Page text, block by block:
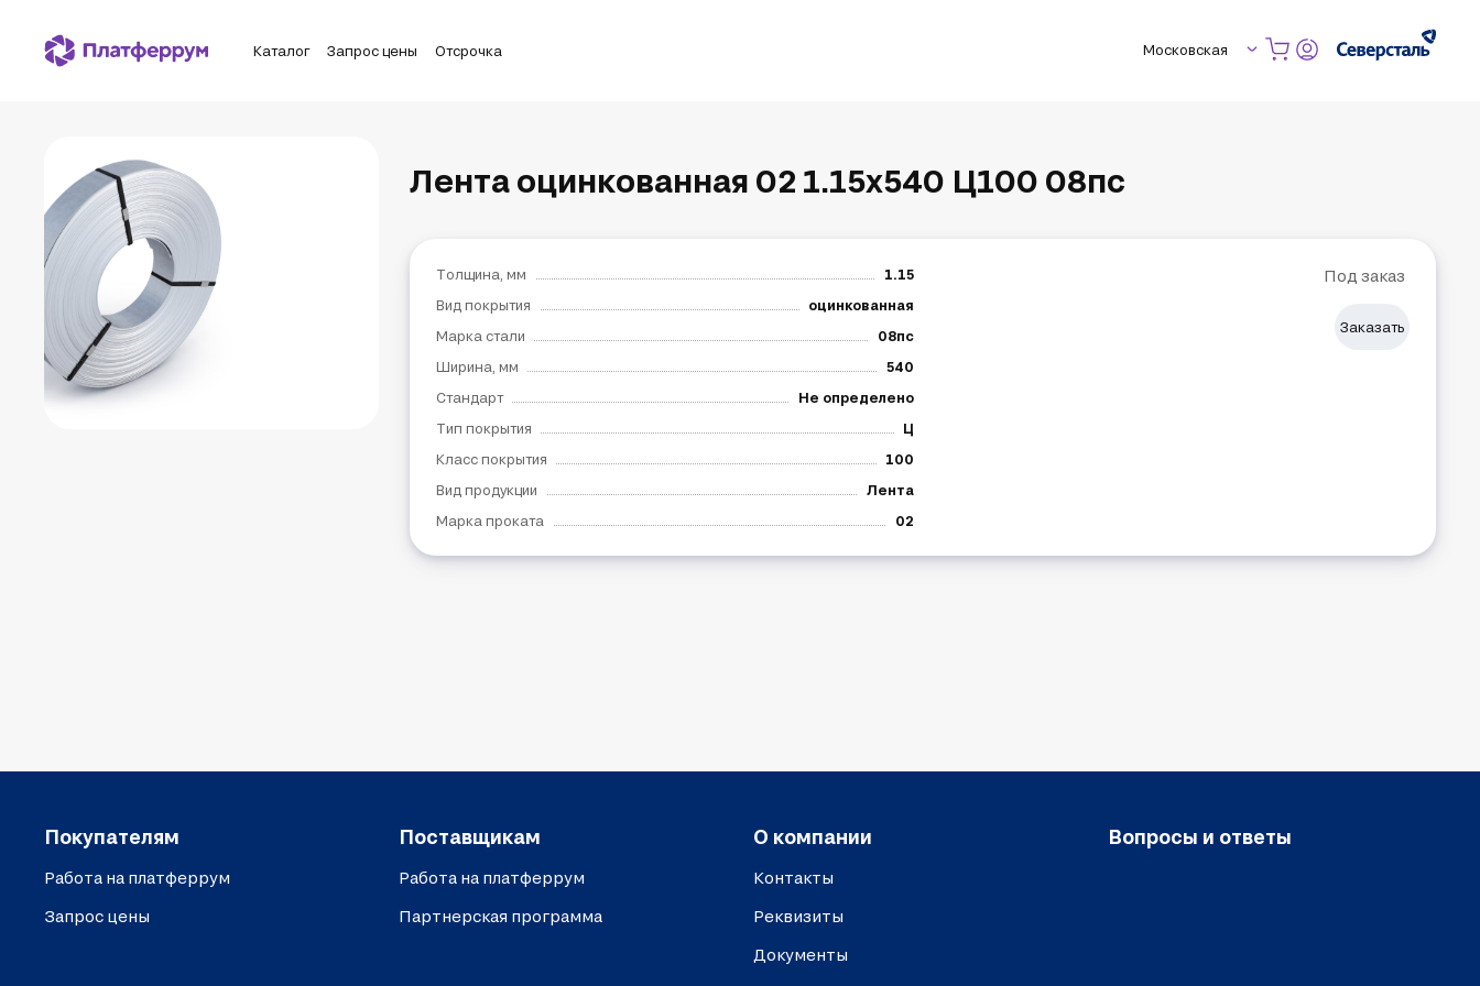
Каталог Запрос цены Отсрочка Московская
Лента оцинкованная 02 1.15х540 Ц100 08пс
Под заказ
Заказать
Толщина, мм
1.15
Вид покрытия
оцинкованная
Марка стали
08пс
Ширина, мм
540
Стандарт
Не определено
Тип покрытия
Ц
Класс покрытия
100
Вид продукции
Лента
Марка проката
02
Покупателям
Работа на платферрум
Запрос цены
Поставщикам
Работа на платферрум
Партнерская программа
О компании
Контакты
Реквизиты
Документы
Вопросы и ответы